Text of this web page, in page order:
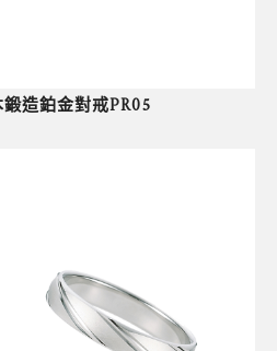
造鉑金對戒PR05